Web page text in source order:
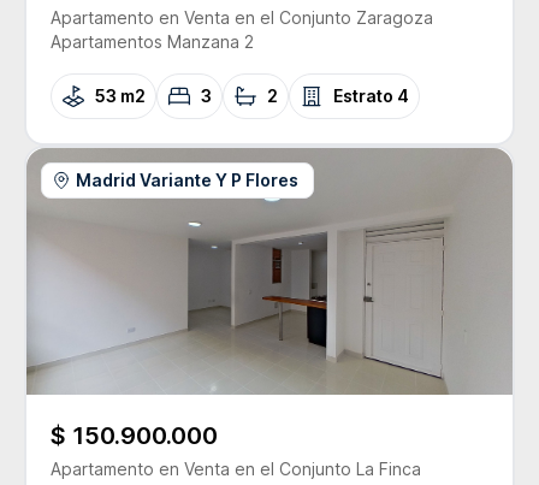
Apartamento en Venta en el Conjunto Zaragoza
Apartamentos Manzana 2
53 m2 3 2 Estrato 4
Madrid Variante Y P Flores
$ 150.900.000
Apartamento en Venta en el Conjunto La Finca